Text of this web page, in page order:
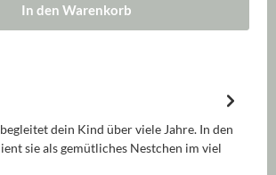
In den Warenkorb
dein Kind über viele Jahre. In den
sie als gemütliches Nestchen im viel